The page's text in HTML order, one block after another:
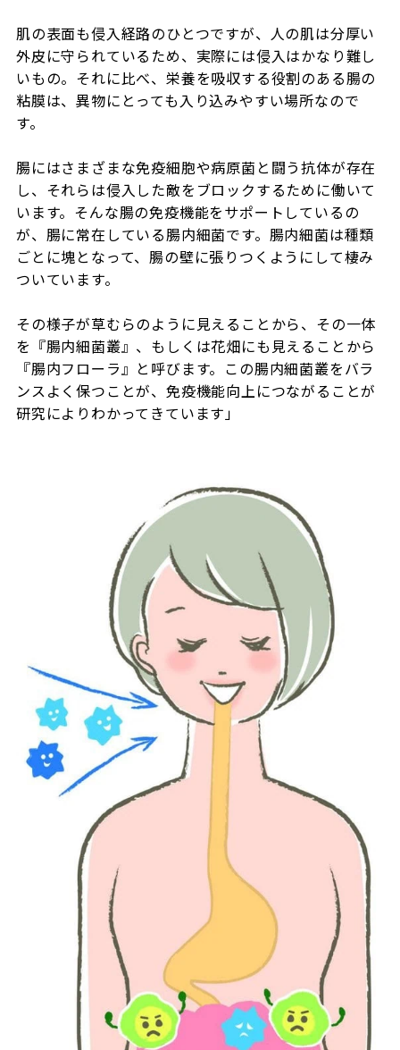
肌の表面も侵入経路のひとつですが、人の肌は分厚い
外皮に守られているため、実際には侵入はかなり難し
いもの。それに比べ、栄養を吸収する役割のある腸の
粘膜は、異物にとっても入り込みやすい場所なので
す。
腸にはさまざまな免疫細胞や病原菌と闘う抗体が存在
し、それらは侵入した敵をブロックするために働いて
います。そんな腸の免疫機能をサポートしているの
が、腸に常在している腸内細菌です。腸内細菌は種類
ごとに塊となって、腸の壁に張りつくようにして棲み
ついています。
その様子が草むらのように見えることから、その一体
を『腸内細菌叢』、もしくは花畑にも見えることから
『腸内フローラ』と呼びます。この腸内細菌叢をバラ
ンスよく保つことが、免疫機能向上につながることが
研究によりわかってきています」